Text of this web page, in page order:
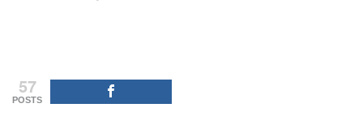
57
POSTS